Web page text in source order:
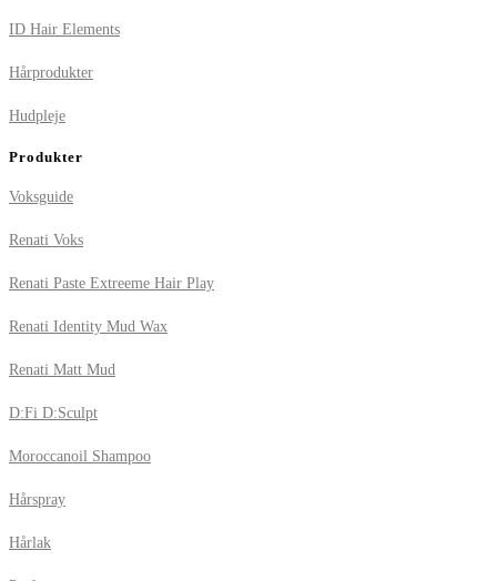
ID Hair Elements
Hårprodukter
Hudpleje
Produkter
Voksguide
Renati Voks
Renati Paste Extreeme Hair Play
Renati Identity Mud Wax
Renati Matt Mud
D:Fi D:Sculpt
Moroccanoil Shampoo
Hårspray
Hårlak